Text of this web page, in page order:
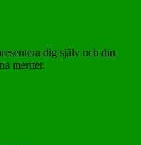
dig själv och din
meriter.